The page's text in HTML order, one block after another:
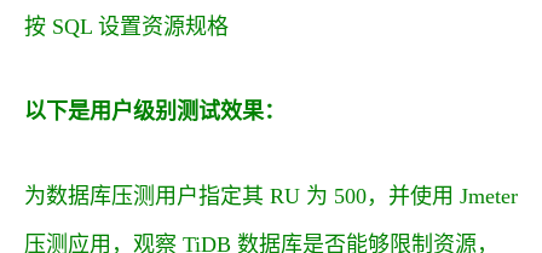
按 SQL 设置资源规格
以下是用户级别测试效果：
为数据库压测用户指定其 RU 为 500，并使用 Jmeter
压测应用，观察 TiDB 数据库是否能够限制资源，